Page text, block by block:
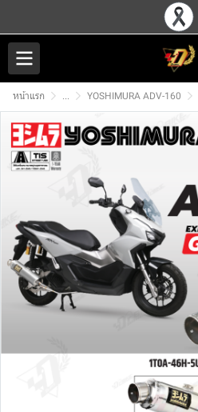
หน้าแรก ... YOSHIMURA ADV-160